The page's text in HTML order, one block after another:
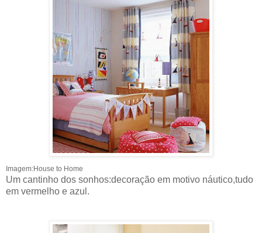
Imagem:House to Home
Um cantinho dos sonhos:decoração em motivo náutico,tudo
em vermelho e azul.